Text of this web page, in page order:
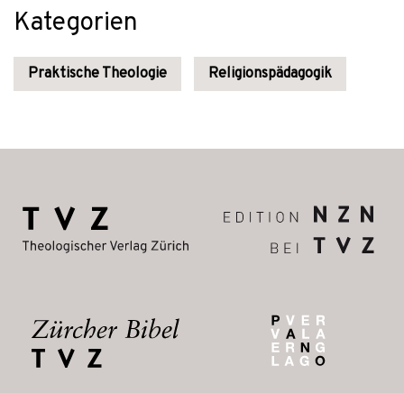
Kategorien
Praktische Theologie Religionspädagogik